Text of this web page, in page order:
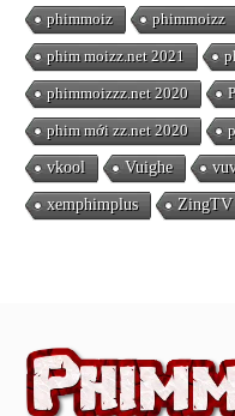
phimmoiz phimmoizz
phim moizz.net 2021
phimmoizzz.net 2020
phim mới zz.net 2020
vkool Vuighe
xemphimplus ZingTV